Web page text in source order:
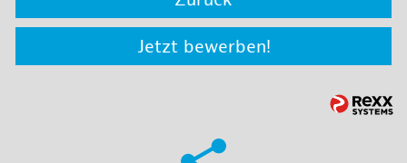
Jetzt bewerben!